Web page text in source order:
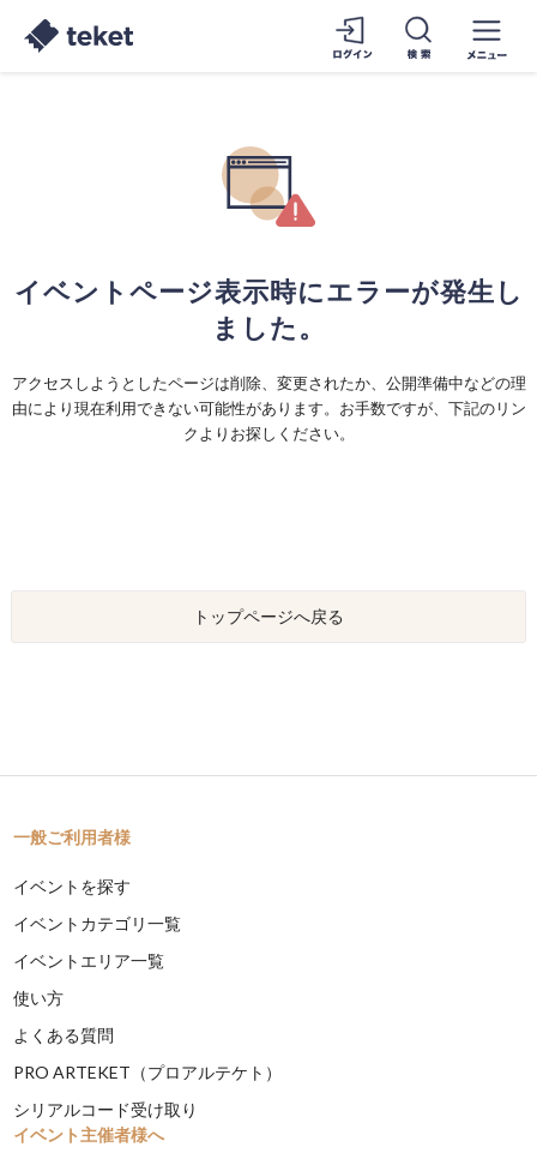
イベントページ表示時にエラーが発生し
ました。
アクセスしようとしたページは削除、変更されたか、公開準備中などの理
由により現在利用できない可能性があります。お手数ですが、下記のリン
クよりお探しください。
トップページへ戻る
一般ご利用者様
イベントを探す
イベントカテゴリ一覧
イベントエリア一覧
使い方
よくある質問
PRO ARTEKET（プロアルテケト）
シリアルコード受け取り
イベント主催者様へ